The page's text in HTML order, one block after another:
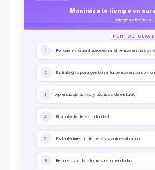
Maximiza tu tiempo en
rategias efectivas
PUNTOS CLAVE
1 Por que es crucial aprovechar el tiempo en cursos
2 Estrategias para gestionar tu tiempo en cursos
3 Aprendizaje activo y técnicas de estudio
4 El ambiente de estudio ideal
5 Establecimiento de metas y autoevaluación
6 Recursos y plataformas recomendadas